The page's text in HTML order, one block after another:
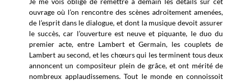
ouvrage où l’on rencontre des scènes adroitement amenées,
de l’esprit dans le dialogue, et dont la musique devoit assurer
le succès, car l’ouverture est neuve et piquante, le duo du
premier acte, entre Lambert et Germain, les couplets de
Lambert au second, et les chœurs qui les terminent tous deux
annoncent un compositeur plein de grâce, et ont mérité de
nombreux applaudissemens. Tout le monde en connoissoit